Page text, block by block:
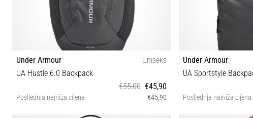
Under Armour
Uniseks
UA Hustle 6.0 Backpack
€55,00 €45,90
Posljednja najniža cijena €45,90
Under Armour
UA Sportstyle
Posljednja najniža cijena